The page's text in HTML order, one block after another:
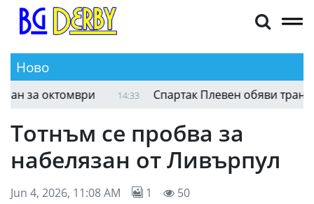
Ново
14:44 Даниел Дюбоа - Фабио Уордли II е планиран за
Тотнъм се пробва за
набелязан от Ливърпул
Jun 4, 2026, 11:08 AM 1 50